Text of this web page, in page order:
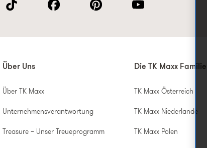
Über Uns
Über TK Maxx
Unternehmensverantwortung
Treasure – Unser Treueprogramm
Die TK Maxx Familie
TK Maxx Österreich
TK Maxx Niederlande
TK Maxx Polen